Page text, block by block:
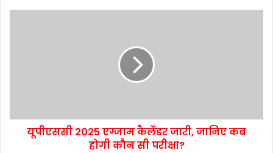
यूपीएससी 2025 एग्जाम कैलेंडर जारी, जानिए कब
होगी कौन सी परीक्षा?